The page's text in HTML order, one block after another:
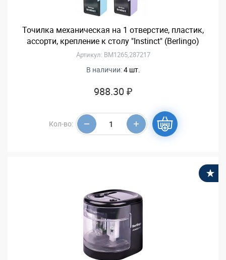
Точилка механическая на 1 отверстие, пластик,
ассорти, крепление к столу "Instinct" (Berlingo)
Артикул: BM1265,287217
В наличии:4 шт.
988.30 ₽
Кол-во: